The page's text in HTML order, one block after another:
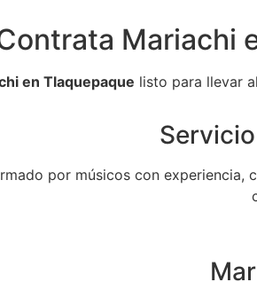
Mariachi
en Tlaquepaque listo para llevar
por músicos con experiencia,